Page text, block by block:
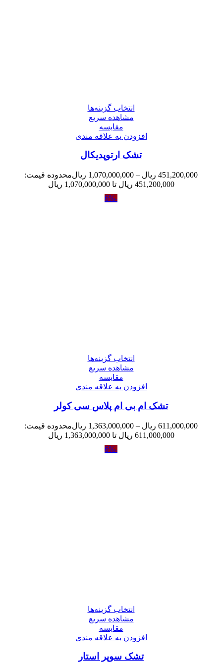
انتخاب گزینه‌ها
مشاهده سریع
مقایسه
افزودن به علاقه مندی
تشک ارتوپدیکال
451,200,000 ریال –
1,070,000,000 ریالمحدوده قیمت:
451,200,000 ریال تا 1,070,000,000 ریال
-6%
انتخاب گزینه‌ها
مشاهده سریع
مقایسه
افزودن به علاقه مندی
تشک ام بی ام پلاس سی کولر
611,000,000 ریال –
1,363,000,000 ریالمحدوده قیمت:
611,000,000 ریال تا 1,363,000,000 ریال
-6%
انتخاب گزینه‌ها
مشاهده سریع
مقایسه
افزودن به علاقه مندی
تشک سوپر استار